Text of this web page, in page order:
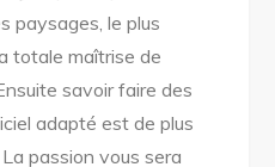
paysages, le plus
totale maîtrise de
savoir faire des
adapté est de plus
passion vous sera